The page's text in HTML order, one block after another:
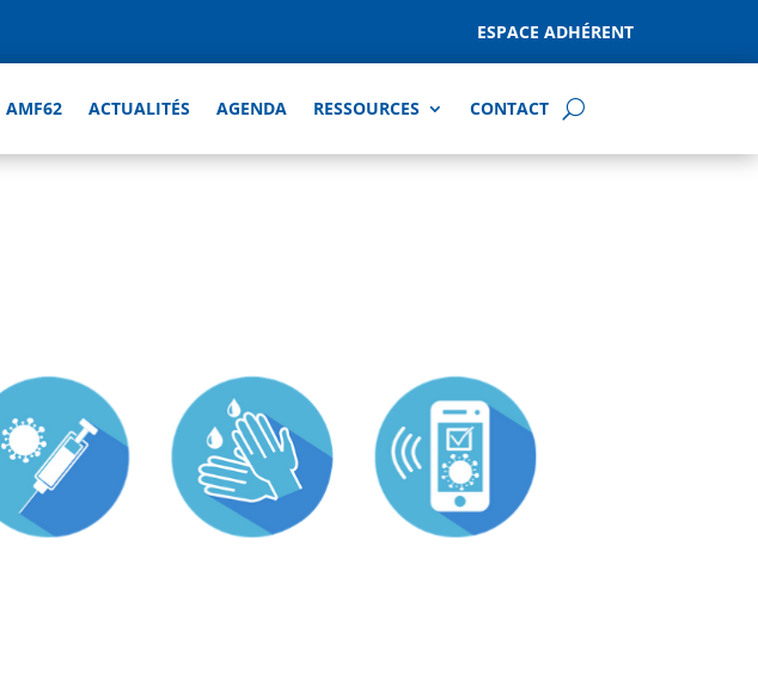
ESPACE ADHÉRENT
AMF62 ACTUALITÉS AGENDA RESSOURCES CONTACT